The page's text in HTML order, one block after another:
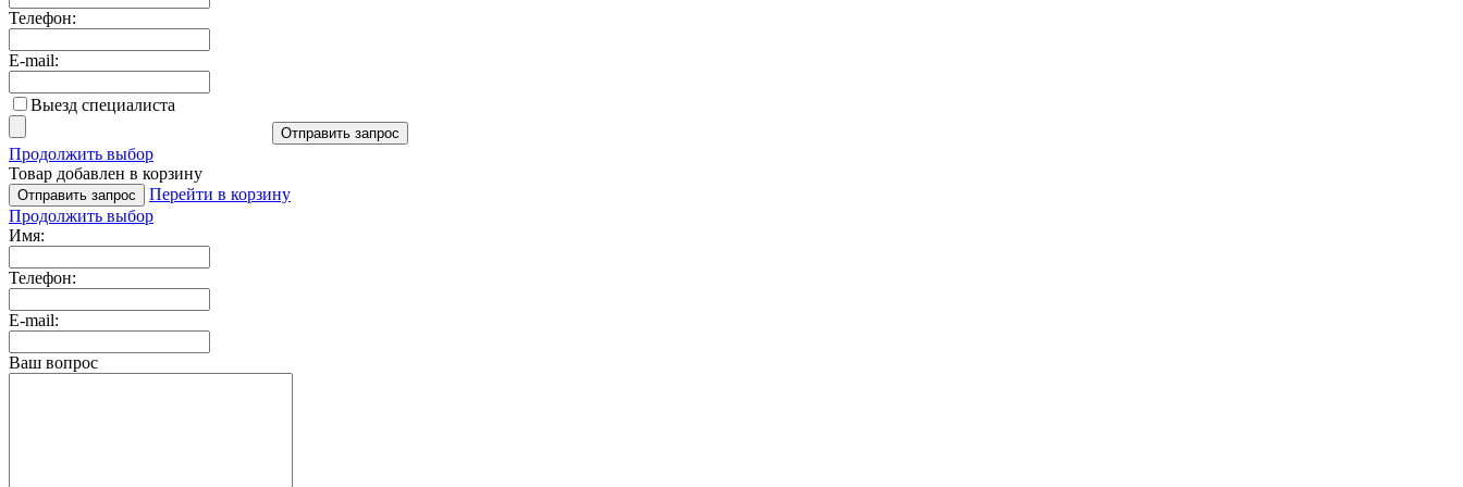
Телефон:
E-mail:
Выезд специалиста
Отправить запрос
Продолжить выбор
Товар добавлен в корзину
Отправить запрос
Перейти в корзину
Продолжить выбор
Имя:
Телефон:
E-mail:
Ваш вопрос